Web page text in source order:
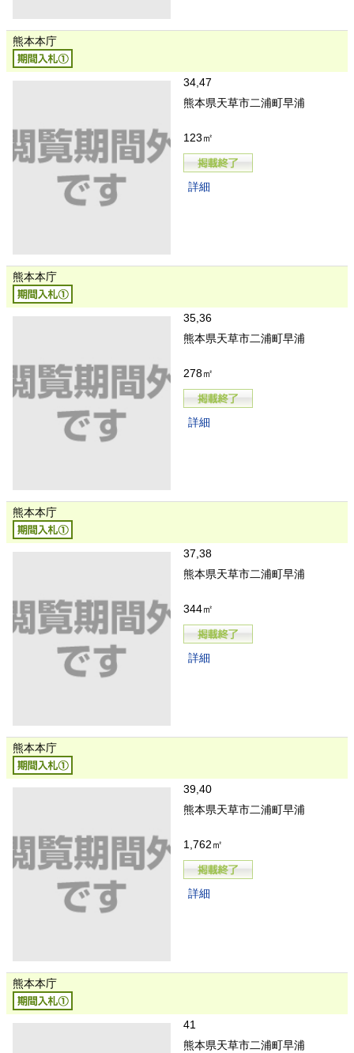
熊本本庁
34,47
熊本県天草市二浦町早浦
123㎡
詳細
熊本本庁
35,36
熊本県天草市二浦町早浦
278㎡
詳細
熊本本庁
37,38
熊本県天草市二浦町早浦
344㎡
詳細
熊本本庁
39,40
熊本県天草市二浦町早浦
1,762㎡
詳細
熊本本庁
41
熊本県天草市二浦町早浦